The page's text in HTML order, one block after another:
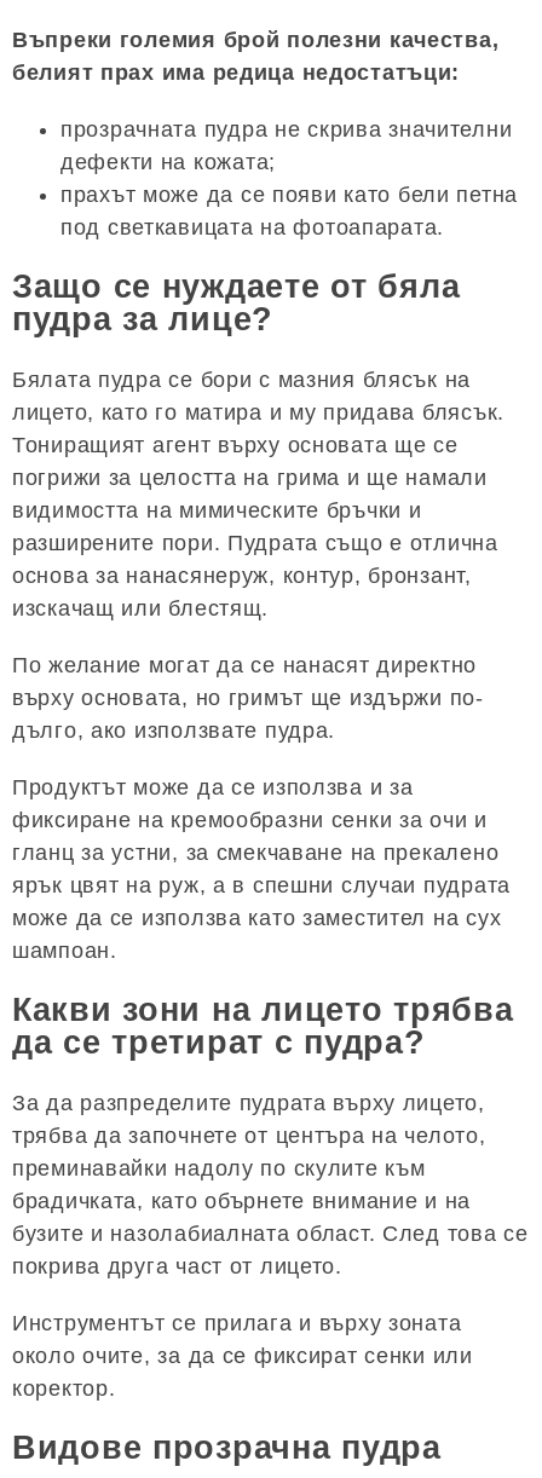
Въпреки големия брой полезни качества,
белият прах има редица недостатъци:
прозрачната пудра не скрива значителни
дефекти на кожата;
прахът може да се появи като бели петна
под светкавицата на фотоапарата.
Защо се нуждаете от бяла
пудра за лице?
Бялата пудра се бори с мазния блясък на
лицето, като го матира и му придава блясък.
Тониращият агент върху основата ще се
погрижи за целостта на грима и ще намали
видимостта на мимическите бръчки и
разширените пори. Пудрата също е отлична
основа за нанасянеруж, контур, бронзант,
изскачащ или блестящ.
По желание могат да се нанасят директно
върху основата, но гримът ще издържи по-
дълго, ако използвате пудра.
Продуктът може да се използва и за
фиксиране на кремообразни сенки за очи и
гланц за устни, за смекчаване на прекалено
ярък цвят на руж, а в спешни случаи пудрата
може да се използва като заместител на сух
шампоан.
Какви зони на лицето трябва
да се третират с пудра?
За да разпределите пудрата върху лицето,
трябва да започнете от центъра на челото,
преминавайки надолу по скулите към
брадичката, като обърнете внимание и на
бузите и назолабиалната област. След това се
покрива друга част от лицето.
Инструментът се прилага и върху зоната
около очите, за да се фиксират сенки или
коректор.
Видове прозрачна пудра